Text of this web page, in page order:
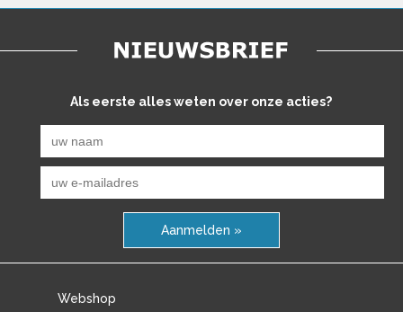
Als eerste alles weten over onze acties?
Aanmelden »
Webshop